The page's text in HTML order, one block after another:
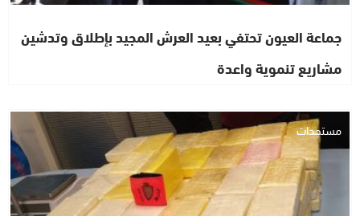
جماعة العيون تحتفي بعيد العرش المجيد بإطلاق وتدشين
مشاريع تنموية واعدة
مستجدات